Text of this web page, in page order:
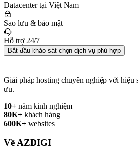
Datacenter tại Việt Nam
Sao lưu & bảo mật
Hỗ trợ 24/7
Bắt đầu khảo sát chọn dịch vụ phù hợp
Giải pháp hosting chuyên nghiệp với hiệu
ưu.
10+ năm kinh nghiệm
80K+ khách hàng
600K+ websites
Về AZDIGI